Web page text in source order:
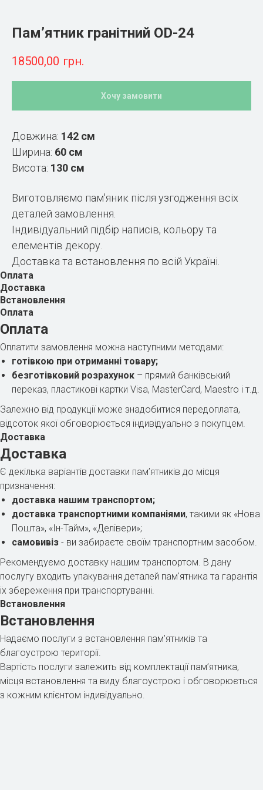
Пам’ятник гранітний OD-24
18500,00 грн.
Хочу замовити
Довжина: 142 см
Ширина: 60 см
Висота: 130 см
Виготовляємо пам'яник після узгодження всіх
деталей замовлення.
Індивідуальний підбір написів, кольору та
елементів декору.
Доставка та встановлення по всій Україні.
Оплата
Доставка
Встановлення
Оплата
Оплата
Оплатити замовлення можна наступними методами:
готівкою при отриманні товару;
безготівковий розрахунок – прямий банківський
переказ, пластикові картки Visa, MasterCard, Maestro і т.д.
Залежно від продукції може знадобитися передоплата,
відсоток якої обговорюється індивідуально з покупцем.
Доставка
Доставка
Є декілька варіантів доставки пам’ятників до місця
призначення:
доставка нашим транспортом;
доставка транспортними компаніями, такими як «Нова
Пошта», «Ін-Тайм», «Делівери»;
самовивіз - ви забираєте своїм транспортним засобом.
Рекомендуємо доставку нашим транспортом. В дану
послугу входить упакування деталей пам'ятника та гарантія
їх збереження при транспортуванні.
Встановлення
Встановлення
Надаємо послуги з встановлення пам’ятників та
благоустрою території.
Вартість послуги залежить від комплектації пам’ятника,
місця встановлення та виду благоустрою і обговорюється
з кожним клієнтом індивідуально.